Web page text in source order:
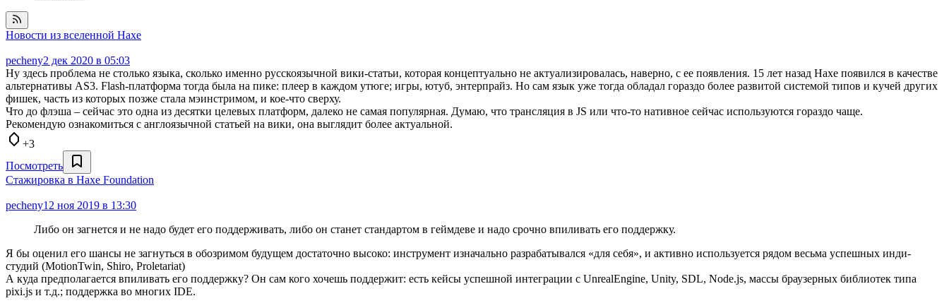
Новости из вселенной Haxe
pecheny2 дек 2020 в 05:03
Ну здесь проблема не столько языка, сколько именно русскоязычной вики-статьи, которая концептуально не актуализировалась, наверно, с ее появления. 15 лет назад Haxe появился в качестве
альтернативы AS3. Flash-платформа тогда была на пике: плеер в каждом утюге; игры, ютуб, энтерпрайз. Но сам язык уже тогда обладал гораздо более развитой системой типов и кучей других
фишек, часть из которых позже стала мэинстримом, и кое-что сверху.
Что до флэша – сейчас это одна из десятки целевых платформ, далеко не самая популярная. Думаю, что трансляция в JS или что-то нативное сейчас используются гораздо чаще.
Рекомендую ознакомиться с англоязычной статьей на вики, она выглядит более актуальной.
+3
Посмотреть
Cтажировка в Haxe Foundation
pecheny12 ноя 2019 в 13:30
Либо он загнется и не надо будет его поддерживать, либо он станет стандартом в геймдеве и надо срочно впиливать его поддержку.
Я бы оценил его шансы не загнуться в обозримом будущем достаточно высоко: инструмент изначально разрабатывался «для себя», и активно используется рядом весьма успешных инди-
студий (MotionTwin, Shiro, Proletariat)
А куда предполагается впиливать его поддержку? Он сам кого хочешь поддержит: есть кейсы успешной интеграции с UnrealEngine, Unity, SDL, Node.js, массы браузерных библиотек типа
pixi.js и т.д.; поддержка во многих IDE.